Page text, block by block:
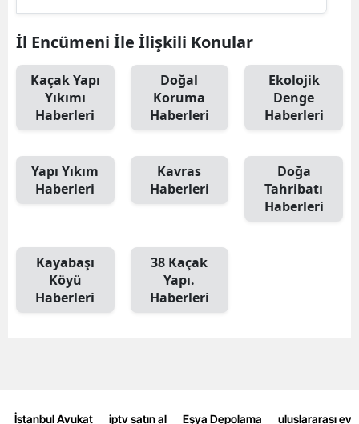
Malatya
Manisa
Kahramanmaraş
Mardin
Muş
Sakarya
İl Encümeni İle İlişkili Konular
Kaçak Yapı
Yıkımı
Haberleri
Doğal
Koruma
Haberleri
Ekolojik
Denge
Haberleri
Yapı Yıkım
Haberleri
Kavras
Haberleri
Doğa
Tahribatı
Haberleri
Kayabaşı
Köyü
Haberleri
38 Kaçak
Yapı.
Haberleri
İstanbul Avukat iptv satın al Eşya Depolama uluslararası